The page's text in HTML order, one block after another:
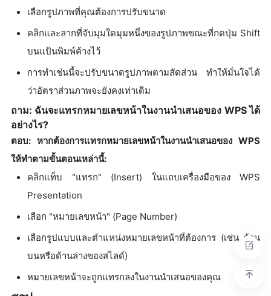
เลือกรูปภาพที่คุณต้องการปรับขนาด
คลิกและลากที่จับมุมใดมุมหนึ่งของรูปภาพขณะที่กดปุ่ม Shift
บนแป้นพิมพ์ค้างไว้
การทำเช่นนี้จะปรับขนาดรูปภาพตามสัดส่วน ทำให้มั่นใจได้
ว่าอัตราส่วนภาพจะยังคงเท่าเดิม
ถาม: ฉันจะแทรกหมายเลขหน้าในงานนำเสนอของ WPS ได้
อย่างไร?
ตอบ: หากต้องการแทรกหมายเลขหน้าในงานนำเสนอของ WPS
ให้ทำตามขั้นตอนเหล่านี้:
คลิกแท็บ "แทรก" (Insert) ในแถบเครื่องมือของ WPS
Presentation
เลือก "หมายเลขหน้า" (Page Number)
เลือกรูปแบบและตำแหน่งหมายเลขหน้าที่ต้องการ (เช่น ด้าน
บนหรือด้านล่างของสไลด์)
หมายเลขหน้าจะถูกแทรกลงในงานนำเสนอของคุณ